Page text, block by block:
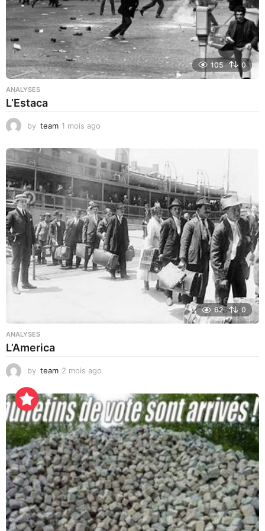
105 0
ANALYSES
L’Estaca
by team 1 mois ago
i
s
a
o
62 0
ANALYSES
L’America
by team 2 mois ago
u
r
s
a
g
o